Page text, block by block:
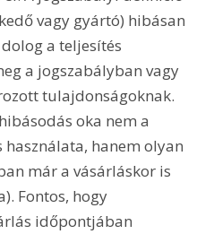
vagy gyártó) hibásan
a teljesítés
a jogszabályban vagy
tulajdonságoknak.
oka nem a
hanem olyan
már a vásárláskor is
Fontos, hogy
időpontjában